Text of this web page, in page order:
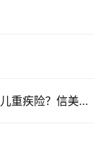
达尔文宝贝12号实测